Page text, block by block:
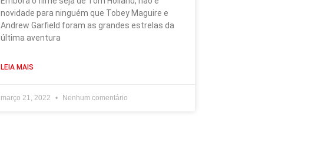
novidade para ninguém que Tobey Maguire e
Andrew Garfield foram as grandes estrelas da
última aventura
LEIA MAIS
março 21, 2022 Nenhum comentário